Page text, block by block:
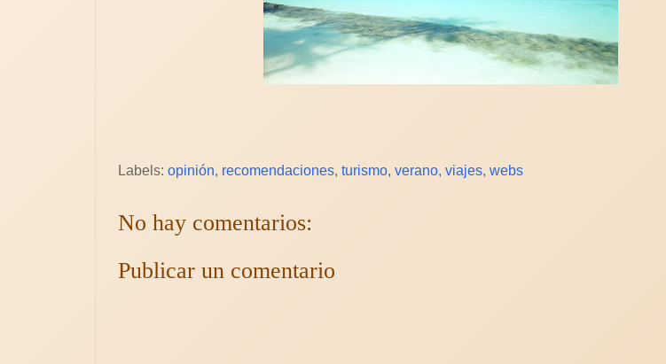
Labels: opinión, recomendaciones, turismo, verano, viajes, webs
No hay comentarios:
Publicar un comentario